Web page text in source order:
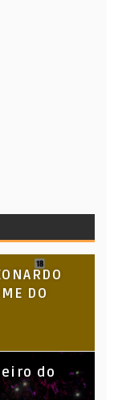
DO
do